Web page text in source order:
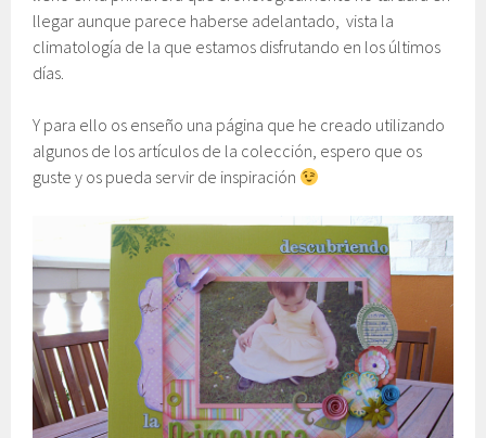
llegar aunque parece haberse adelantado, vista la
climatología de la que estamos disfrutando en los últimos
días.
Y para ello os enseño una página que he creado utilizando
algunos de los artículos de la colección, espero que os
guste y os pueda servir de inspiración